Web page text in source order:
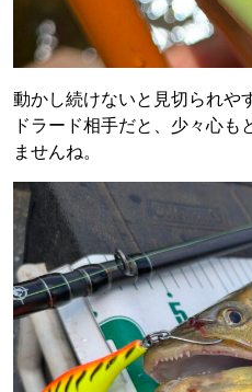
動かし続けないと見切られや
ドラード相手だと、少々心
ませんね。